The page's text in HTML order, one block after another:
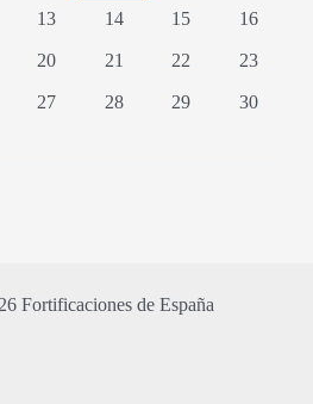
13 14 15
16
20 21 22
23
27 28 29
30
Fortificaciones de España